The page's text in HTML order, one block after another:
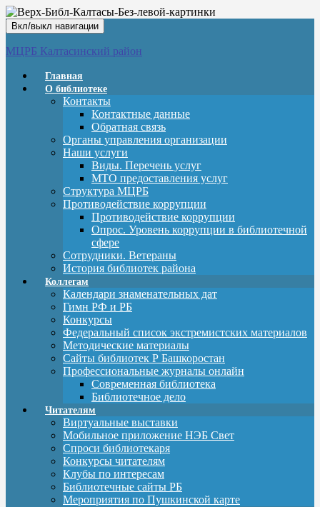
Вкл/выкл навигации
МЦРБ Калтасинский район
Главная
О библиотеке
Контакты
Контактные данные
Обратная связь
Органы управления организации
Наши услуги
Виды. Перечень услуг
МТО предоставления услуг
Структура МЦРБ
Противодействие коррупции
Противодействие коррупции
Опрос. Уровень коррупции в библиотечной
сфере
Сотрудники. Ветераны
История библиотек района
Коллегам
Календари знаменательных дат
Гимн РФ и РБ
Конкурсы
Федеральный список экстремистских материалов
Методические материалы
Сайты библиотек Р Башкоростан
Профессиональные журналы онлайн
Современная библиотека
Библиотечное дело
Читателям
Виртуальные выставки
Мобильное приложение НЭБ Свет
Спроси библиотекаря
Конкурсы читателям
Клубы по интересам
Библиотечные сайты РБ
Мероприятия по Пушкинской карте